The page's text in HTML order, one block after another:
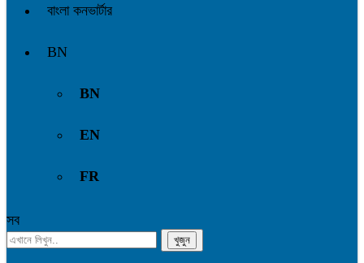
বাংলা কনভার্টার
BN
BN
EN
FR
সব